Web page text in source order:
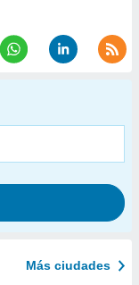
Más ciudades